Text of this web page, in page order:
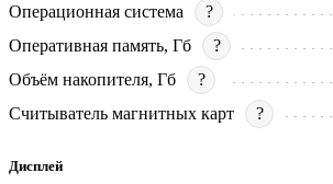
Операционная система
?
Оперативная память, Гб
?
Объём накопителя, Гб
?
Считыватель магнитных карт
?
Дисплей